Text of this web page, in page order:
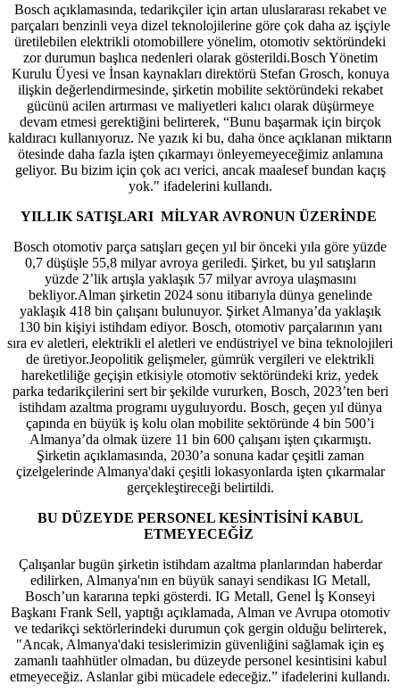
Bosch açıklamasında, tedarikçiler için artan uluslararası rekabet ve
parçaları benzinli veya dizel teknolojilerine göre çok daha az işçiyle
üretilebilen elektrikli otomobillere yönelim, otomotiv sektöründeki
zor durumun başlıca nedenleri olarak gösterildi.Bosch Yönetim
Kurulu Üyesi ve İnsan kaynakları direktörü Stefan Grosch, konuya
ilişkin değerlendirmesinde, şirketin mobilite sektöründeki rekabet
gücünü acilen artırması ve maliyetleri kalıcı olarak düşürmeye
devam etmesi gerektiğini belirterek, “Bunu başarmak için birçok
kaldıracı kullanıyoruz. Ne yazık ki bu, daha önce açıklanan miktarın
ötesinde daha fazla işten çıkarmayı önleyemeyeceğimiz anlamına
geliyor. Bu bizim için çok acı verici, ancak maalesef bundan kaçış
yok." ifadelerini kullandı.
YILLIK SATIŞLARI MİLYAR AVRONUN ÜZERİNDE
Bosch otomotiv parça satışları geçen yıl bir önceki yıla göre yüzde
0,7 düşüşle 55,8 milyar avroya geriledi. Şirket, bu yıl satışların
yüzde 2’lik artışla yaklaşık 57 milyar avroya ulaşmasını
bekliyor.Alman şirketin 2024 sonu itibarıyla dünya genelinde
yaklaşık 418 bin çalışanı bulunuyor. Şirket Almanya’da yaklaşık
130 bin kişiyi istihdam ediyor. Bosch, otomotiv parçalarının yanı
sıra ev aletleri, elektrikli el aletleri ve endüstriyel ve bina teknolojileri
de üretiyor.Jeopolitik gelişmeler, gümrük vergileri ve elektrikli
hareketliliğe geçişin etkisiyle otomotiv sektöründeki kriz, yedek
parka tedarikçilerini sert bir şekilde vururken, Bosch, 2023’ten beri
istihdam azaltma programı uyguluyordu. Bosch, geçen yıl dünya
çapında en büyük iş kolu olan mobilite sektöründe 4 bin 500’i
Almanya’da olmak üzere 11 bin 600 çalışanı işten çıkarmıştı.
Şirketin açıklamasında, 2030’a sonuna kadar çeşitli zaman
çizelgelerinde Almanya'daki çeşitli lokasyonlarda işten çıkarmalar
gerçekleştireceği belirtildi.
BU DÜZEYDE PERSONEL KESİNTİSİNİ KABUL
ETMEYECEĞİZ
Çalışanlar bugün şirketin istihdam azaltma planlarından haberdar
edilirken, Almanya'nın en büyük sanayi sendikası IG Metall,
Bosch’un kararına tepki gösterdi. IG Metall, Genel İş Konseyi
Başkanı Frank Sell, yaptığı açıklamada, Alman ve Avrupa otomotiv
ve tedarikçi sektörlerindeki durumun çok gergin olduğu belirterek,
"Ancak, Almanya'daki tesislerimizin güvenliğini sağlamak için eş
zamanlı taahhütler olmadan, bu düzeyde personel kesintisini kabul
etmeyeceğiz. Aslanlar gibi mücadele edeceğiz.” ifadelerini kullandı.